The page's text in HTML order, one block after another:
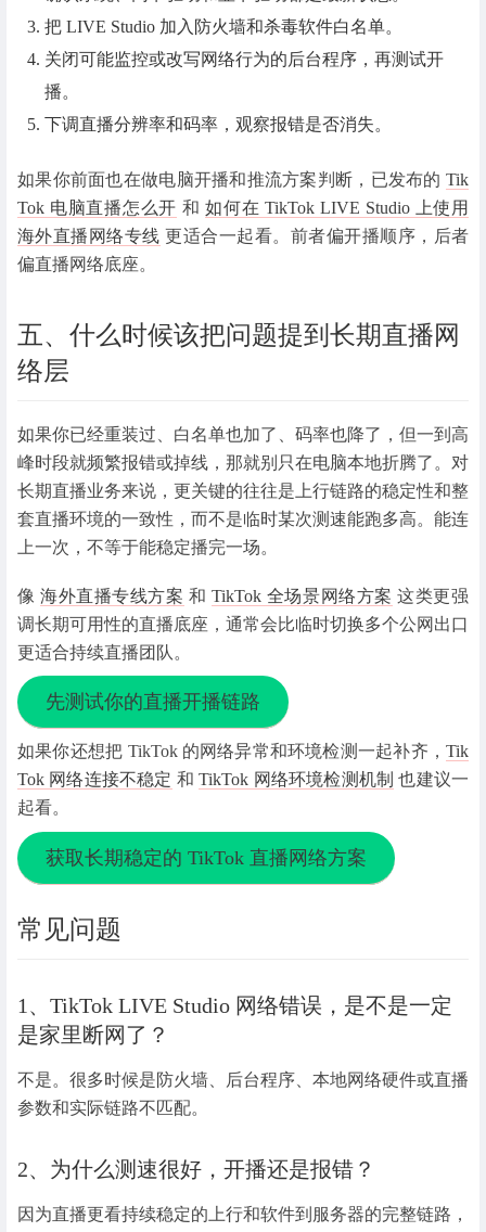
把 LIVE Studio 加入防火墙和杀毒软件白名单。
关闭可能监控或改写网络行为的后台程序，再测试开
播。
下调直播分辨率和码率，观察报错是否消失。
如果你前面也在做电脑开播和推流方案判断，已发布的 Tik
Tok 电脑直播怎么开 和如何在 TikTok LIVE Studio 上使用
海外直播网络专线 更适合一起看。前者偏开播顺序，后者
偏直播网络底座。
五、什么时候该把问题提到长期直播网
络层
如果你已经重装过、白名单也加了、码率也降了，但一到高
峰时段就频繁报错或掉线，那就别只在电脑本地折腾了。对
长期直播业务来说，更关键的往往是上行链路的稳定性和整
套直播环境的一致性，而不是临时某次测速能跑多高。能连
上一次，不等于能稳定播完一场。
像海外直播专线方案 和TikTok 全场景网络方案 这类更强
调长期可用性的直播底座，通常会比临时切换多个公网出口
更适合持续直播团队。
先测试你的直播开播链路
如果你还想把 TikTok 的网络异常和环境检测一起补齐， Tik
Tok 网络连接不稳定 和TikTok 网络环境检测机制 也建议一
起看。
获取长期稳定的 TikTok 直播网络方案
常见问题
1、TikTok LIVE Studio 网络错误，是不是一定
是家里断网了？
不是。很多时候是防火墙、后台程序、本地网络硬件或直播
参数和实际链路不匹配。
2、为什么测速很好，开播还是报错？
因为直播更看持续稳定的上行和软件到服务器的完整链路，